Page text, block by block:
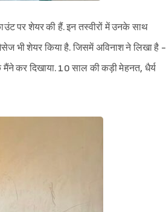
पर शेयर की हैं. इन तस्वीरों में उनके साथ
भी शेयर किया है. जिसमें अविनाश ने लिखा है -
कर दिखाया. 10 साल की कड़ी मेहनत, धैर्य